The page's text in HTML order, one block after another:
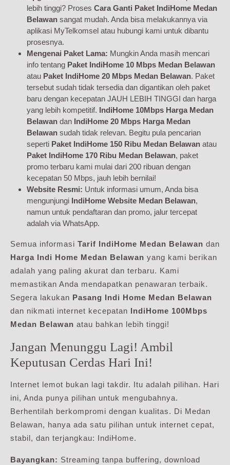
lebih tinggi? Proses Cara Ganti Paket IndiHome Medan
Belawan sangat mudah. Anda bisa melakukannya via
aplikasi MyTelkomsel atau hubungi kami untuk dibantu
prosesnya.
Mengenai Paket Lama: Mungkin Anda masih mencari
info tentang Paket IndiHome 10 Mbps Medan Belawan
atau Paket IndiHome 20 Mbps Medan Belawan. Paket
tersebut sudah tidak tersedia dan digantikan oleh paket
baru dengan kecepatan JAUH LEBIH TINGGI dan harga
yang lebih kompetitif. IndiHome 10Mbps Harga Medan
Belawan dan IndiHome 20 Mbps Harga Medan
Belawan sudah tidak relevan. Begitu pula pencarian
seperti Paket IndiHome 150 Ribu Medan Belawan atau
Paket IndiHome 170 Ribu Medan Belawan, paket
promo terbaru kami mulai dari 200 ribuan dengan
kecepatan 50 Mbps, jauh lebih bernilai!
Website Resmi: Untuk informasi umum, Anda bisa
mengunjungi IndiHome Website Medan Belawan,
namun untuk pendaftaran dan promo, jalur tercepat
adalah via WhatsApp.
Semua informasi Tarif IndiHome Medan Belawan dan
Harga Indi Home Medan Belawan yang kami berikan
adalah yang paling akurat dan terbaru. Kami
memastikan Anda mendapatkan penawaran terbaik.
Segera lakukan Pasang Indi Home Medan Belawan
dan nikmati internet kecepatan
IndiHome 100Mbps
Medan Belawan atau bahkan lebih tinggi!
Jangan Menunggu Lagi! Ambil
Keputusan Cerdas Hari Ini!
Internet lemot bukan lagi takdir. Itu adalah pilihan. Hari
ini, Anda punya pilihan untuk mengubahnya.
Berhentilah berkompromi dengan kualitas. Di Medan
Belawan, hanya ada satu pilihan untuk internet cepat,
stabil, dan terjangkau: IndiHome.
Bayangkan: Streaming tanpa buffering, download